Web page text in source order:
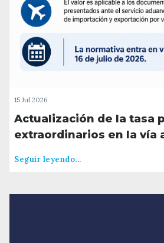
15 Jul 2026
Actualización de la tasa
extraordinarios en la vía
Seguir leyendo...